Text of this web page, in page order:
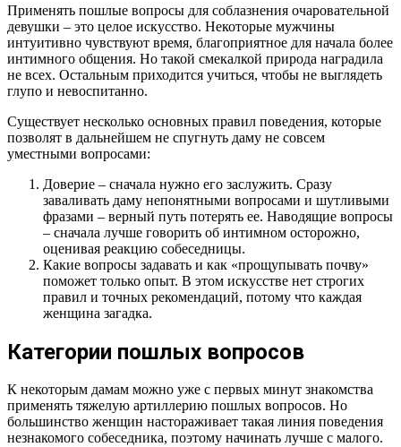
Применять пошлые вопросы для соблазнения очаровательной
девушки – это целое искусство. Некоторые мужчины
интуитивно чувствуют время, благоприятное для начала более
интимного общения. Но такой смекалкой природа наградила
не всех. Остальным приходится учиться, чтобы не выглядеть
глупо и невоспитанно.
Существует несколько основных правил поведения, которые
позволят в дальнейшем не спугнуть даму не совсем
уместными вопросами:
Доверие – сначала нужно его заслужить. Сразу
заваливать даму непонятными вопросами и шутливыми
фразами – верный путь потерять ее. Наводящие вопросы
– сначала лучше говорить об интимном осторожно,
оценивая реакцию собеседницы.
Какие вопросы задавать и как «прощупывать почву»
поможет только опыт. В этом искусстве нет строгих
правил и точных рекомендаций, потому что каждая
женщина загадка.
Категории пошлых вопросов
К некоторым дамам можно уже с первых минут знакомства
применять тяжелую артиллерию пошлых вопросов. Но
большинство женщин настораживает такая линия поведения
незнакомого собеседника, поэтому начинать лучше с малого.